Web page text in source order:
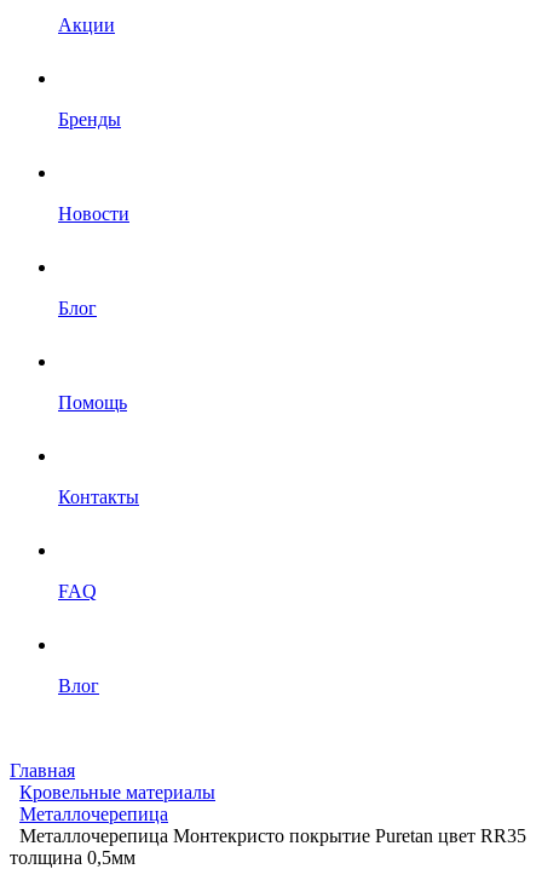
Акции
Бренды
Новости
Блог
Помощь
Контакты
FAQ
Влог
Главная
Кровельные материалы
Металлочерепица
Металлочерепица Монтекристо покрытие Puretan цвет RR35
толщина 0,5мм